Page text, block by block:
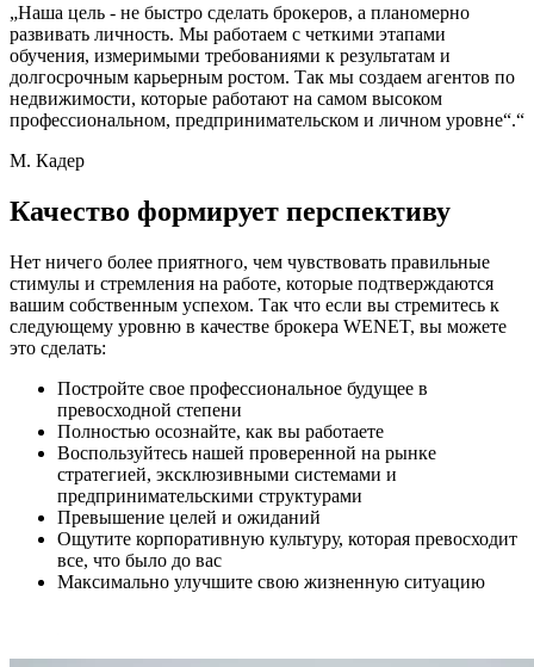
„Наша цель - не быстро сделать брокеров, а планомерно
развивать личность. Мы работаем с четкими этапами
обучения, измеримыми требованиями к результатам и
долгосрочным карьерным ростом. Так мы создаем агентов по
недвижимости, которые работают на самом высоком
профессиональном, предпринимательском и личном уровне“.“
М. Кадер
Качество формирует перспективу
Нет ничего более приятного, чем чувствовать правильные
стимулы и стремления на работе, которые подтверждаются
вашим собственным успехом. Так что если вы стремитесь к
следующему уровню в качестве брокера WENET, вы можете
это сделать:
Постройте свое профессиональное будущее в
превосходной степени
Полностью осознайте, как вы работаете
Воспользуйтесь нашей проверенной на рынке
стратегией, эксклюзивными системами и
предпринимательскими структурами
Превышение целей и ожиданий
Ощутите корпоративную культуру, которая превосходит
все, что было до вас
Максимально улучшите свою жизненную ситуацию